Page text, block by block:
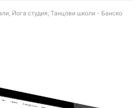
Йога студия, Танцови школи - Банско